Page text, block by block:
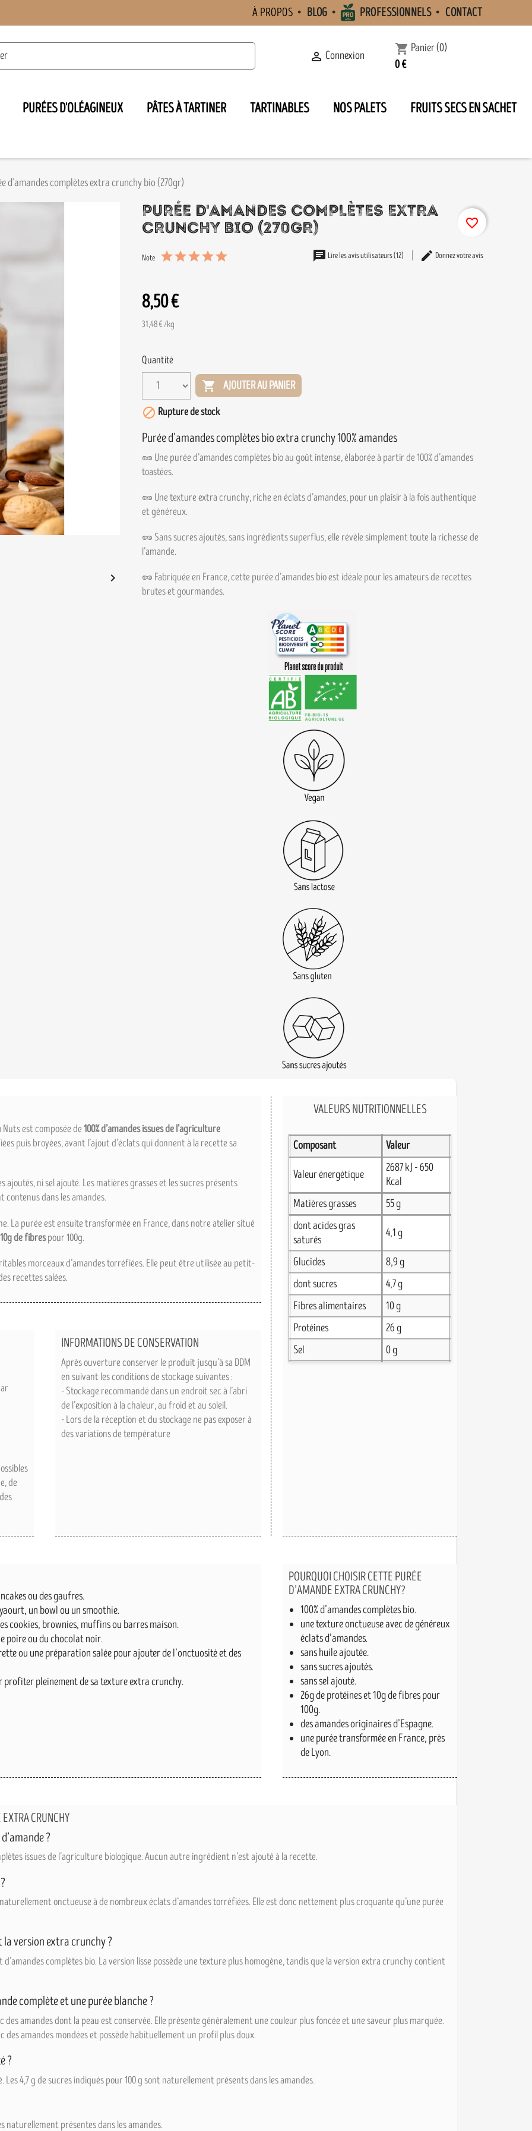
À PROPOS BLOG PROFESSIONNELS CONTACT
 Connexion shopping_cart Panier(0)
0 €
PURÉES D'OLÉAGINEUX PÂTES À TARTINER TARTINABLES NOS PALETS FRUITS SECS EN SACHET
d'amandes complètes extra crunchy bio (270gr)

PURÉE D'AMANDES COMPLÈTES EXTRA
CRUNCHY BIO (270GR)
Note Lire les avis utilisateurs (12) Donnez votre avis
8,50 €
31,48 € /kg
Quantité
 AJOUTER AU PANIER
favorite_border
 Rupture de stock
Purée d’amandes complètes bio extra crunchy 100% amandes
🥜 Une purée d’amandes complètes bio au goût intense, élaborée à partir de 100% d’amandes
toastées.
🥜 Une texture extra crunchy, riche en éclats d’amandes, pour un plaisir à la fois authentique
et généreux.
🥜 Sans sucres ajoutés, sans ingrédients superflus, elle révèle simplement toute la richesse de
l’amande.
🥜 Fabriquée en France, cette purée d’amandes bio est idéale pour les amateurs de recettes
brutes et gourmandes.
est composée de100% d’amandes issues de l’agriculture
puis broyées, avant l’ajout d’éclats qui donnent à la recette sa
ni sel ajouté. Les matières grasses et les sucres présents
dans les amandes.
La purée est ensuite transformée en France, dans notre atelier situé
10g de fibrespour 100g.
morceaux d’amandes torréfiées. Elle peut être utilisée au petit-
recettes salées.
de
VALEURS NUTRITIONNELLES
Composant Valeur
Valeur énergétique
2687 kJ - 650
Kcal
Matières grasses
55 g
dont acides gras
saturés
4,1 g
Glucides
8,9 g
dont sucres
4,7 g
Fibres alimentaires
10 g
Protéines
26 g
Sel
0 g
ou des gaufres.
un bowl ou un smoothie.
cookies, brownies, muffins ou barres maison.
poire ou du chocolat noir.
ou une préparation salée pour ajouter de l’onctuosité et des
pleinement de sa texture extra crunchy.
INFORMATIONS DE CONSERVATION
Après ouverture conserver le produit jusqu’à sa DDM
en suivant les conditions de stockage suivantes :
- Stockage recommandé dans un endroit sec à l’abri
de l’exposition à la chaleur, au froid et au soleil.
- Lors de la réception et du stockage ne pas exposer à
des variations de température
POURQUOI CHOISIR CETTE PURÉE
D’AMANDE EXTRA CRUNCHY?
100% d’amandes complètes bio.
une texture onctueuse avec de généreux
éclats d’amandes.
sans huile ajoutée.
sans sucres ajoutés.
sans sel ajouté.
26g de protéines et 10g de fibres pour
100g.
des amandes originaires d’Espagne.
une purée transformée en France, près
de Lyon.
CRUNCHY
?
issues de l’agriculture biologique. Aucun autre ingrédient n’est ajouté à la recette.
onctueuse à de nombreux éclats d’amandes torréfiées. Elle est donc nettement plus croquante qu’une purée
la version extra crunchy ?
complètes bio. La version lisse possède une texture plus homogène, tandis que la version extra crunchy contient
complète et une purée blanche ?
des amandes dont la peau est conservée. Elle présente généralement une couleur plus foncée et une saveur plus marquée.
des amandes mondées et possède habituellement un profil plus doux.
?
4,7 g de sucres indiqués pour 100 g sont naturellement présents dans les amandes.
présentes dans les amandes.